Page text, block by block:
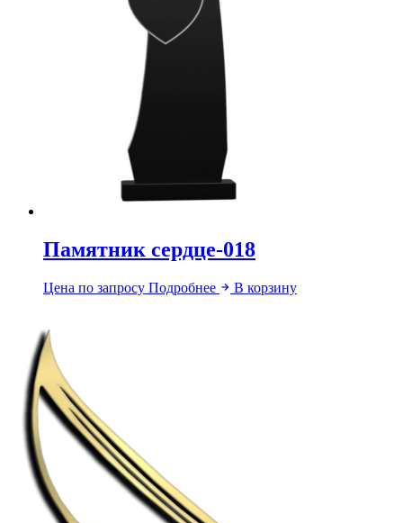
Памятник сердце-018
Цена по запросу Подробнее В корзину